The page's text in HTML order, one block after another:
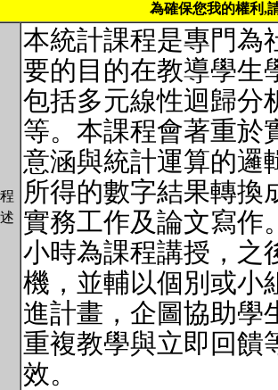
為確保您我的權利,
本統計課程是專門為
要的目的在教導學生
包括多元線性迴歸分
等。本課程會著重於
意涵與統計運算的邏
所得的數字結果轉換
實務工作及論文寫作
小時為課程講授，之
機，並輔以個別或小
進計畫，企圖協助學
重複教學與立即回饋
效。